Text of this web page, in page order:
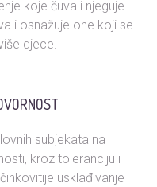
koje čuva i njeguje
i osnažuje one koji se
djece.
subjekata na
kroz toleranciju i
usklađivanje